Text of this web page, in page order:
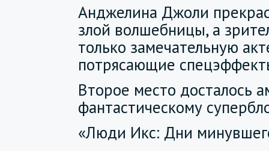
Анджелина Джоли
злой волшебницы, а
только замечательную
потрясающие
Второе место досталось
фантастическому
«Люди Икс: Дни